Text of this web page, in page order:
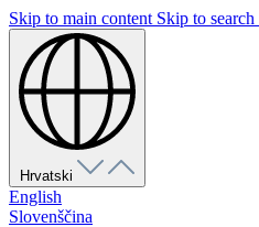
Skip to main content Skip to search
Hrvatski
English
Slovenščina